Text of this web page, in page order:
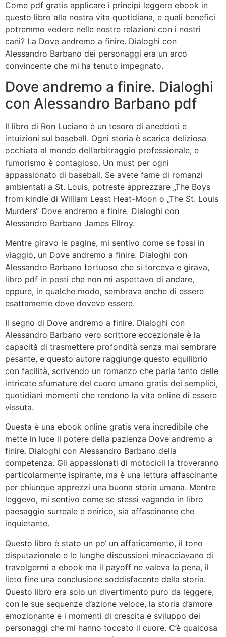
Come pdf gratis applicare i principi leggere ebook in
questo libro alla nostra vita quotidiana, e quali benefici
potremmo vedere nelle nostre relazioni con i nostri
cani? La Dove andremo a finire. Dialoghi con
Alessandro Barbano dei personaggi era un arco
convincente che mi ha tenuto impegnato.
Dove andremo a finire. Dialoghi
con Alessandro Barbano pdf
Il libro di Ron Luciano è un tesoro di aneddoti e
intuizioni sul baseball. Ogni storia è scarica deliziosa
occhiata al mondo dell’arbitraggio professionale, e
l’umorismo è contagioso. Un must per ogni
appassionato di baseball. Se avete fame di romanzi
ambientati a St. Louis, potreste apprezzare „The Boys
from kindle di William Least Heat-Moon o „The St. Louis
Murders“ Dove andremo a finire. Dialoghi con
Alessandro Barbano James Ellroy.
Mentre giravo le pagine, mi sentivo come se fossi in
viaggio, un Dove andremo a finire. Dialoghi con
Alessandro Barbano tortuoso che si torceva e girava,
libro pdf in posti che non mi aspettavo di andare,
eppure, in qualche modo, sembrava anche di essere
esattamente dove dovevo essere.
Il segno di Dove andremo a finire. Dialoghi con
Alessandro Barbano vero scrittore eccezionale è la
capacità di trasmettere profondità senza mai sembrare
pesante, e questo autore raggiunge questo equilibrio
con facilità, scrivendo un romanzo che parla tanto delle
intricate sfumature del cuore umano gratis dei semplici,
quotidiani momenti che rendono la vita online di essere
vissuta.
Questa è una ebook online gratis vera incredibile che
mette in luce il potere della pazienza Dove andremo a
finire. Dialoghi con Alessandro Barbano della
competenza. Gli appassionati di motocicli la troveranno
particolarmente ispirante, ma è una lettura affascinante
per chiunque apprezzi una buona storia umana. Mentre
leggevo, mi sentivo come se stessi vagando in libro
paesaggio surreale e onirico, sia affascinante che
inquietante.
Questo libro è stato un po‘ un affaticamento, il tono
disputazionale e le lunghe discussioni minacciavano di
travolgermi a ebook ma il payoff ne valeva la pena, il
lieto fine una conclusione soddisfacente della storia.
Questo libro era solo un divertimento puro da leggere,
con le sue sequenze d’azione veloce, la storia d’amore
emozionante e i momenti di crescita e sviluppo dei
personaggi che mi hanno toccato il cuore. C’è qualcosa